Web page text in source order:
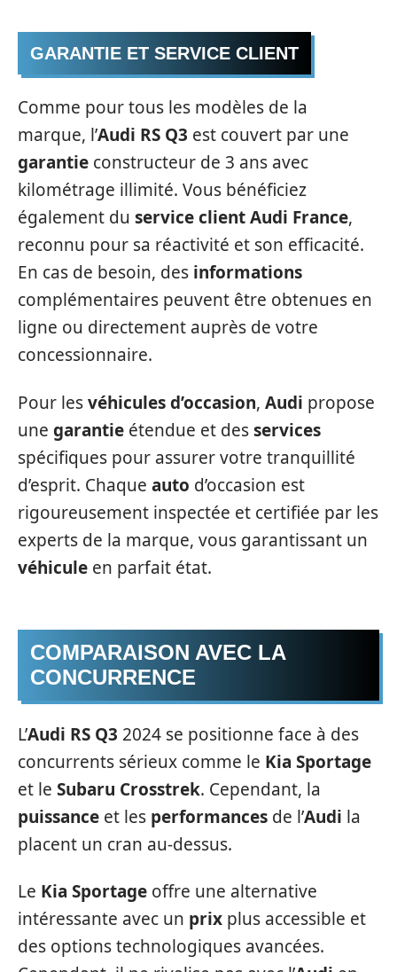
GARANTIE ET SERVICE CLIENT
Comme pour tous les modèles de la
marque, l’Audi RS Q3 est couvert par une
garantie constructeur de 3 ans avec
kilométrage illimité. Vous bénéficiez
également du service clientAudi France,
reconnu pour sa réactivité et son efficacité.
En cas de besoin, des informations
complémentaires peuvent être obtenues en
ligne ou directement auprès de votre
concessionnaire.
Pour lesvéhicules d’occasion, Audi propose
une garantie étendue et desservices
spécifiques pour assurer votre tranquillité
d’esprit. Chaque auto d’occasion est
rigoureusement inspectée et certifiée par les
experts de la marque, vous garantissant un
véhicule en parfait état.
COMPARAISON AVEC LA
CONCURRENCE
L’Audi RS Q3 2024 se positionne face à des
concurrents sérieux comme le Kia Sportage
et le Subaru Crosstrek. Cependant, la
puissance et les performances de l’Audi la
placent un cran au-dessus.
Le Kia Sportage offre une alternative
intéressante avec un prix plus accessible et
des options technologiques avancées.